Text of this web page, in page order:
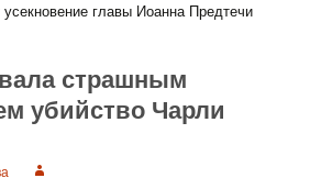
усекновение главы Иоанна Предтечи
страшным
убийство Чарли